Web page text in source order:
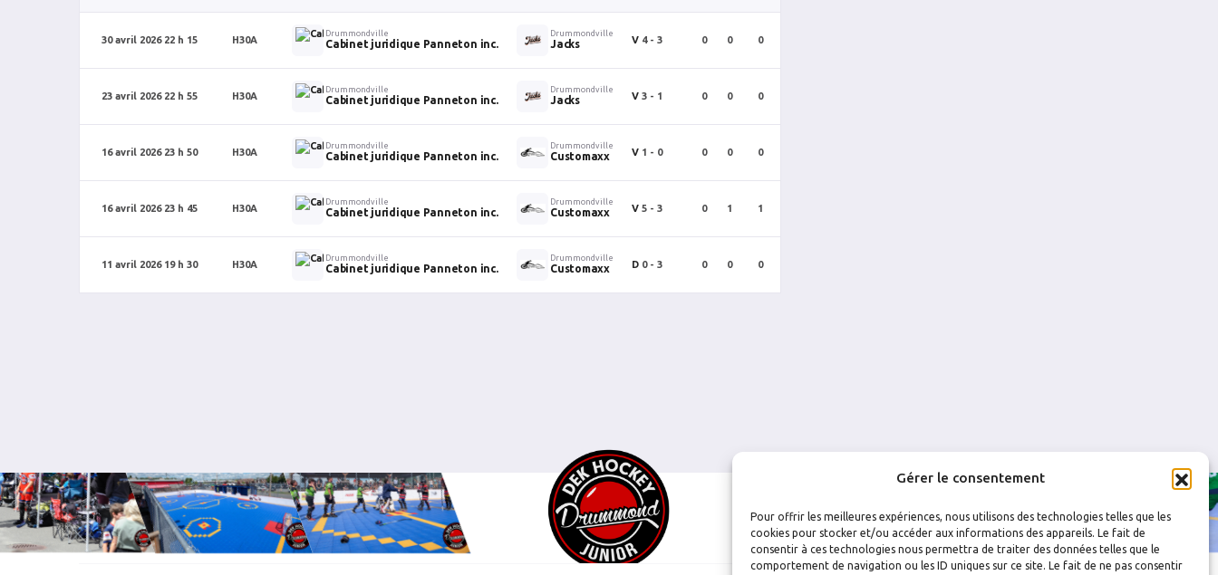
Gérer le consentement
Pour offrir les meilleures expériences, nous utilisons des technologies telles que les
cookies pour stocker et/ou accéder aux informations des appareils. Le fait de
consentir à ces technologies nous permettra de traiter des données telles que le
comportement de navigation ou les ID uniques sur ce site. Le fait de ne pas consentir
30 avril 2026 22 h 15 H30A
Drummondville
Cabinet juridique Panneton inc.
Drummondville
Jacks V 4 - 3 0 0 0
23 avril 2026 22 h 55 H30A
Drummondville
Cabinet juridique Panneton inc.
Drummondville
Jacks V 3 - 1 0 0 0
16 avril 2026 23 h 50 H30A
Drummondville
Cabinet juridique Panneton inc.
Drummondville
Customaxx V 1 - 0 0 0 0
16 avril 2026 23 h 45 H30A
Drummondville
Cabinet juridique Panneton inc.
Drummondville
Customaxx V 5 - 3 0 1 1
11 avril 2026 19 h 30 H30A
Drummondville
Cabinet juridique Panneton inc.
Drummondville
Customaxx D 0 - 3 0 0 0